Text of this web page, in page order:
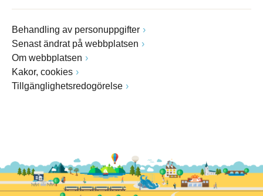
Behandling av personuppgifter
Senast ändrat på webbplatsen
Om webbplatsen
Kakor, cookies
Tillgänglighetsredogörelse